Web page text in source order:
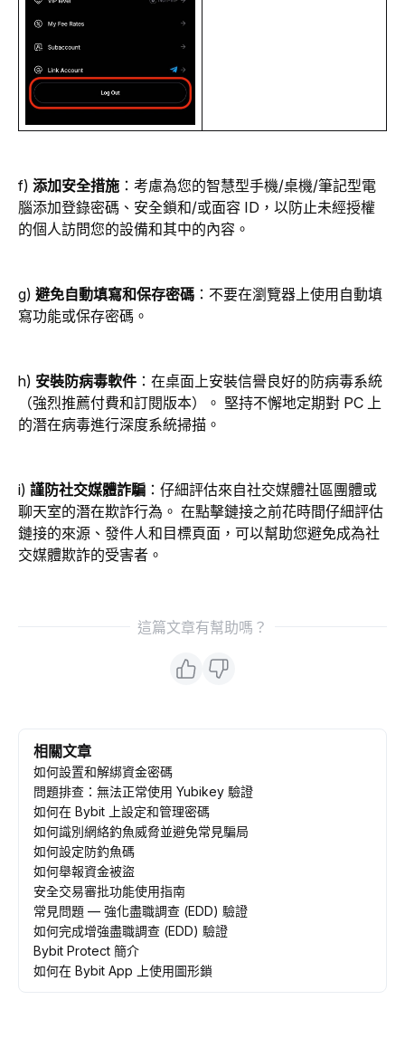
f) 添加安全措施 ：考慮為您的智慧型手機/桌機/筆記型電
腦添加登錄密碼、安全鎖和/或面容 ID，以防止未經授權
的個人訪問您的設備和其中的內容。
g) 避免自動填寫和保存密碼 ：不要在瀏覽器上使用自動填
寫功能或保存密碼。
h) 安裝防病毒軟件 ：在桌面上安裝信譽良好的防病毒系統
（強烈推薦付費和訂閱版本）。 堅持不懈地定期對 PC 上
的潛在病毒進行深度系統掃描。
i) 謹防社交媒體詐騙 ：仔細評估來自社交媒體社區團體或
聊天室的潛在欺詐行為。 在點擊鏈接之前花時間仔細評估
鏈接的來源、發件人和目標頁面，可以幫助您避免成為社
交媒體欺詐的受害者。
這篇文章有幫助嗎？
相關文章
如何設置和解綁資金密碼
問題排查：無法正常使用 Yubikey 驗證
如何在 Bybit 上設定和管理密碼
如何識別網絡釣魚威脅並避免常見騙局
如何設定防釣魚碼
如何舉報資金被盜
安全交易審批功能使用指南
常見問題 — 強化盡職調查 (EDD) 驗證
如何完成增強盡職調查 (EDD) 驗證
Bybit Protect 簡介
如何在 Bybit App 上使用圖形鎖